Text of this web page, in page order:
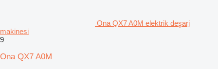
Ona QX7 A0M elektrik deşarj
makinesi
9
Ona QX7 A0M